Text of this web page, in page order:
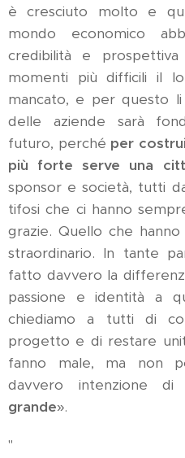
è cresciuto molto e
mondo economico
credibilità e
momenti più difficili il
mancato, e per questo li
delle aziende sarà
futuro, perché per
più forte serve una
sponsor e società, tutti
tifosi che ci hanno
grazie. Quello che
straordinario. In tante
fatto davvero la
passione e identità a
chiediamo a tutti di
progetto e di restare
fanno male, ma non
davvero intenzione di
grande».
"